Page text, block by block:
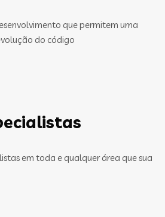
que permitem uma
do código
em toda e qualquer área que sua